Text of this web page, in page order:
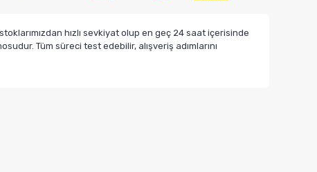
hızlı sevkiyat olup en geç 24 saat içerisinde
Tüm süreci test edebilir, alışveriş adımlarını